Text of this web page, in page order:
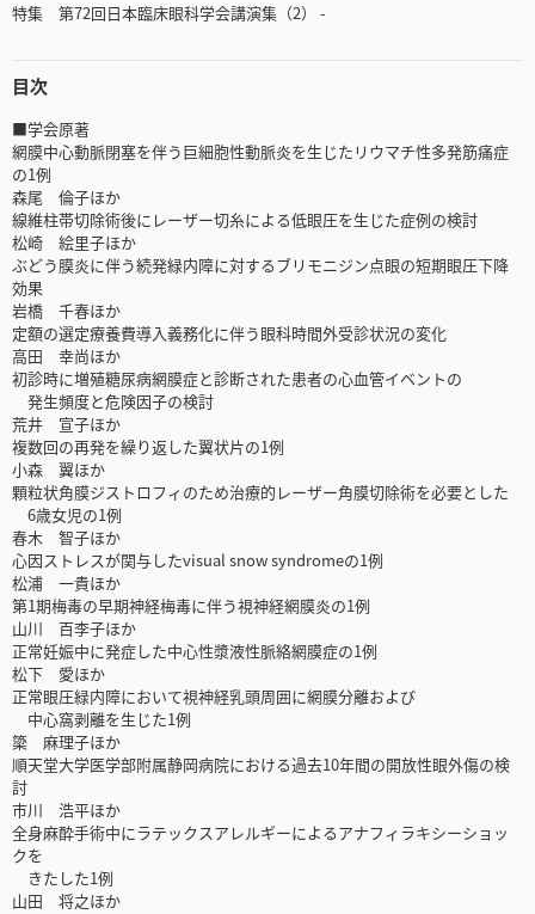
特集 第72回日本臨床眼科学会講演集（2） -
目次
■学会原著
網膜中心動脈閉塞を伴う巨細胞性動脈炎を生じたリウマチ性多発筋痛症
の1例
森尾 倫子ほか
線維柱帯切除術後にレーザー切糸による低眼圧を生じた症例の検討
松崎 絵里子ほか
ぶどう膜炎に伴う続発緑内障に対するブリモニジン点眼の短期眼圧下降
効果
岩橋 千春ほか
定額の選定療養費導入義務化に伴う眼科時間外受診状況の変化
高田 幸尚ほか
初診時に増殖糖尿病網膜症と診断された患者の心血管イベントの
発生頻度と危険因子の検討
荒井 宣子ほか
複数回の再発を繰り返した翼状片の1例
小森 翼ほか
顆粒状角膜ジストロフィのため治療的レーザー角膜切除術を必要とした
6歳女児の1例
春木 智子ほか
心因ストレスが関与したvisual snow syndromeの1例
松浦 一貴ほか
第1期梅毒の早期神経梅毒に伴う視神経網膜炎の1例
山川 百李子ほか
正常妊娠中に発症した中心性漿液性脈絡網膜症の1例
松下 愛ほか
正常眼圧緑内障において視神経乳頭周囲に網膜分離および
中心窩剥離を生じた1例
簗 麻理子ほか
順天堂大学医学部附属静岡病院における過去10年間の開放性眼外傷の検
討
市川 浩平ほか
全身麻酔手術中にラテックスアレルギーによるアナフィラキシーショッ
クを
きたした1例
山田 将之ほか